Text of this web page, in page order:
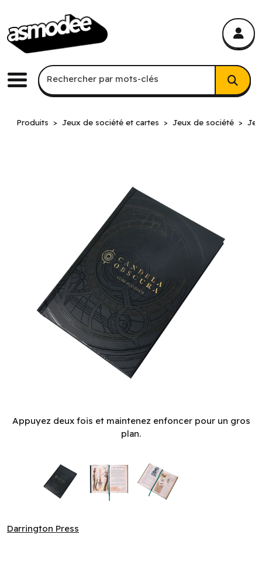
Menu
Recherche par mots-clés
Rechercher par mots-clés
Produits Jeux de société et cartes Jeux de société
Appuyez deux fois et maintenez enfoncer pour un gros
plan.
Darrington Press